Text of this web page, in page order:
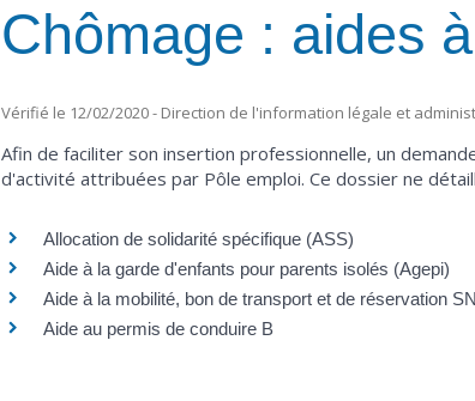
Chômage : aides
Vérifié le 12/02/2020 - Direction de l'information légale et
Afin de faciliter son insertion professionnelle, un
d'activité attribuées par Pôle emploi. Ce dossier ne
Allocation de solidarité spécifique (ASS)
Aide à la garde d'enfants pour parents isolés (Agepi)
Aide à la mobilité, bon de transport et de réservation
Aide au permis de conduire B